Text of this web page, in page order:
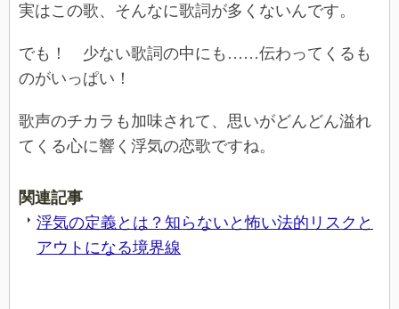
実はこの歌、そんなに歌詞が多くないんです。
でも！ 少ない歌詞の中にも……伝わってくるも
のがいっぱい！
歌声のチカラも加味されて、思いがどんどん溢れ
てくる心に響く浮気の恋歌ですね。
関連記事
浮気の定義とは？知らないと怖い法的リスクと
アウトになる境界線